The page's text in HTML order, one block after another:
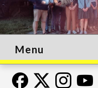
Menu